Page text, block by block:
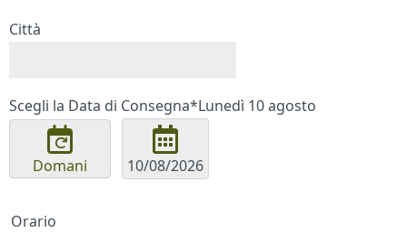
Città
Scegli la Data di Consegna*Lunedì 10 agosto
Domani
Orario